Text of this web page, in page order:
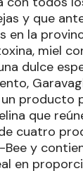
y que
en la
miel
dulce
producto
que
cuatro
Bee y
en